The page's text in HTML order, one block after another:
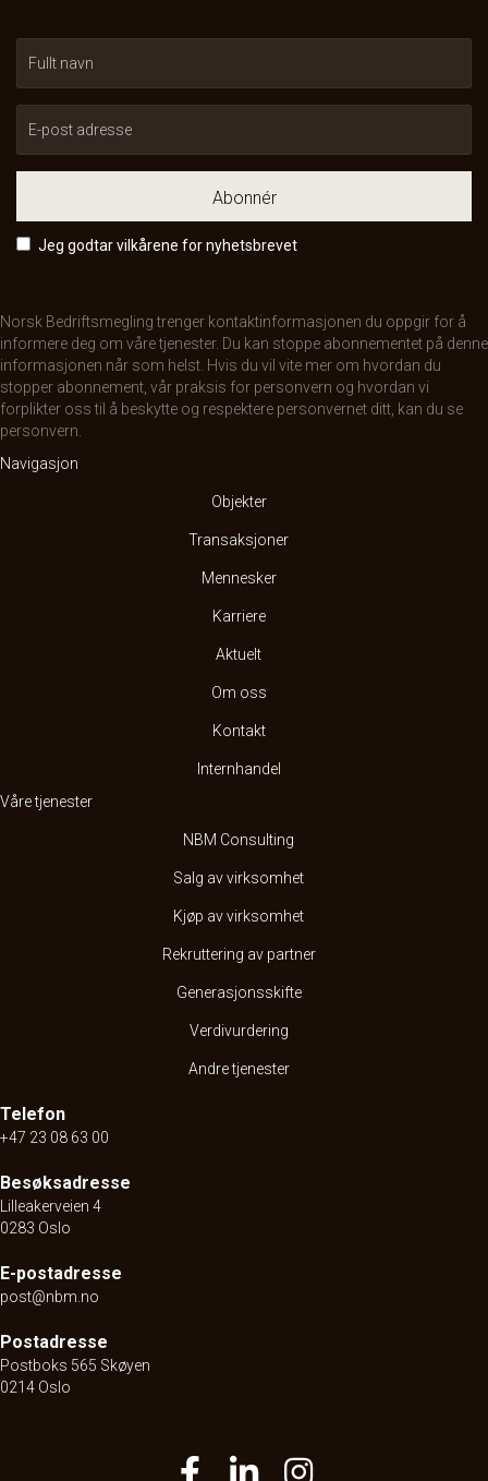
Abonnér
Jeg godtar vilkårene for nyhetsbrevet
Norsk Bedriftsmegling trenger kontaktinformasjonen du oppgir for å
informere deg om våre tjenester. Du kan stoppe abonnementet på denne
informasjonen når som helst. Hvis du vil vite mer om hvordan du
stopper abonnement, vår praksis for personvern og hvordan vi
forplikter oss til å beskytte og respektere personvernet ditt, kan du se
personvern
Navigasjon
Objekter
Transaksjoner
Mennesker
Karriere
Aktuelt
Om oss
Kontakt
Internhandel
Våre tjenester
NBM Consulting
Salg av virksomhet
Kjøp av virksomhet
Rekruttering av partner
Generasjonsskifte
Verdivurdering
Andre tjenester
Telefon
+47 23 08 63 00
Besøksadresse
Lilleakerveien 4
0283 Oslo
E-postadresse
post@nbm.no
Postadresse
Postboks 565 Skøyen
0214 Oslo